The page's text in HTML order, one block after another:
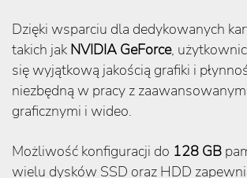
Dzięki wsparciu dla dedykowanych
takich jak NVIDIA GeForce,
się wyjątkową jakością grafiki i
niezbędną w pracy z
graficznymi i wideo.
Możliwość konfiguracji do 128 GB
wielu dysków SSD oraz HDD